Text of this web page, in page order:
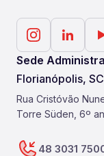
Sede
Florianópolis, SC
Rua Cristóvão
Torre Süden, 6º
48 3031